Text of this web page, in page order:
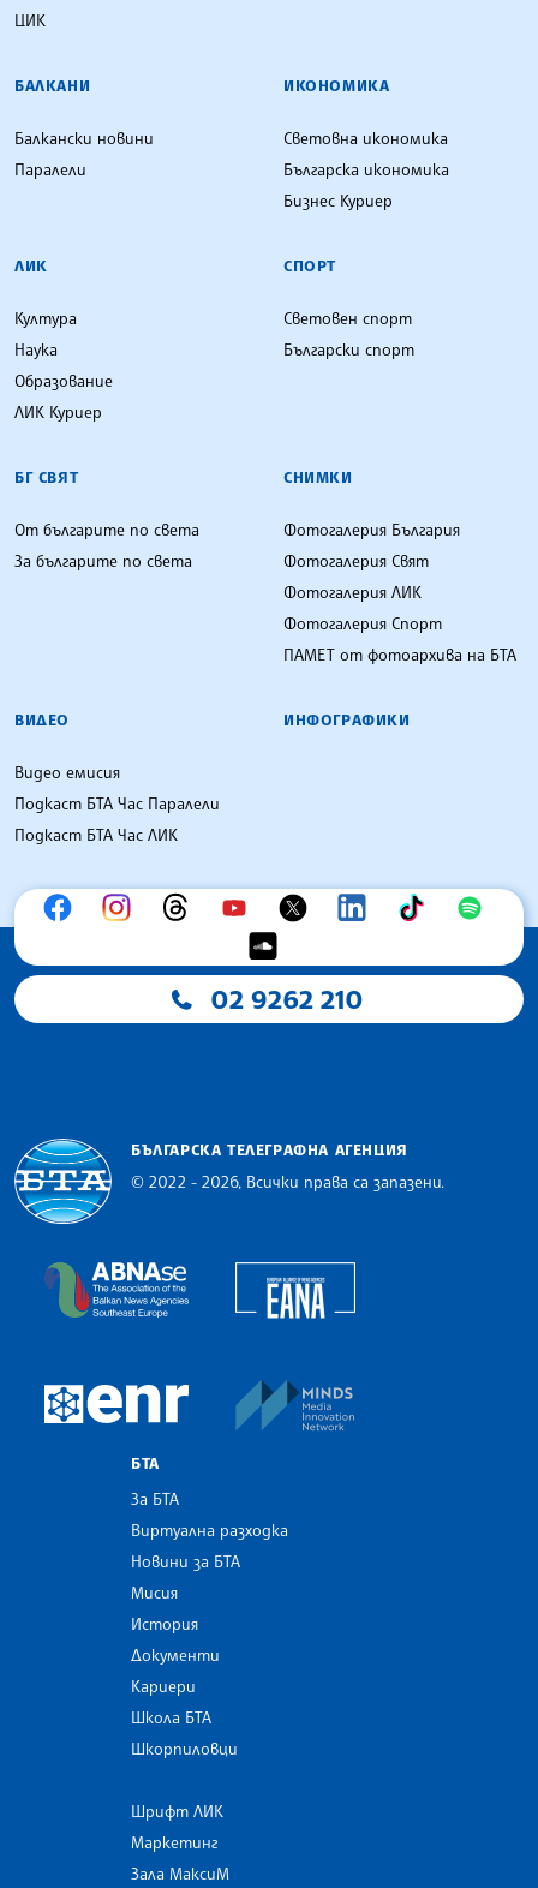
ЦИК
БАЛКАНИ
Балкански новини
Паралели
ИКОНОМИКА
Световна икономика
Българска икономика
Бизнес Куриер
ЛИК
Култура
Наука
Образование
ЛИК Куриер
СПОРТ
Световен спорт
Български спорт
БГ СВЯТ
От българите по света
За българите по света
СНИМКИ
Фотогалерия България
Фотогалерия Свят
Фотогалерия ЛИК
Фотогалерия Спорт
ПАМЕТ от фотоархива на БТА
ВИДЕО
Видео емисия
Подкаст БТА Час Паралели
Подкаст БТА Час ЛИК
ИНФОГРАФИКИ
02 9262 210
БЪЛГАРСКА ТЕЛЕГРАФНА АГЕНЦИЯ
© 2022 - 2026, Всички права са запазени.
The Assocoation of the Balkan News Agencies
European Newsroom
БТА
За БТА
Виртуална разходка
Новини за БТА
Мисия
История
Документи
Кариери
Школа БТА
Шкорпиловци
Шрифт ЛИК
Маркетинг
Зала МаксиМ